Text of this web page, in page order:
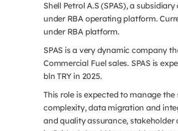
Shell Petrol A.S (SPAS), a
under RBA operating platform.
under RBA platform.
SPAS is a very dynamic company
Commercial Fuel sales. SPAS is
bln TRY in 2025.
This role is expected to manage
complexity, data migration and
and quality assurance,